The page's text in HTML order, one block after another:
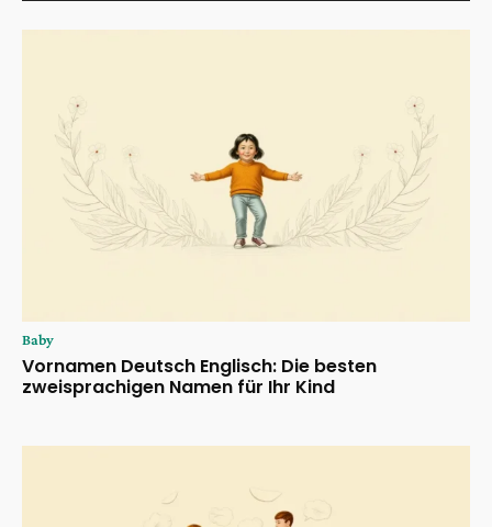
Baby
Vornamen Deutsch Englisch: Die besten
zweisprachigen Namen für Ihr Kind